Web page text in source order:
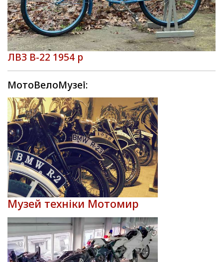
ЛВЗ В-22 1954 р
МотоВелоМузеї:
Музей техніки Мотомир